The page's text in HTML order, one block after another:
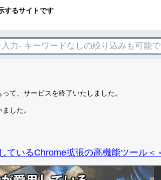
するサイトです
て、サービスを終了いたしました。
した。
ているChrome拡張の高機能ツール＜